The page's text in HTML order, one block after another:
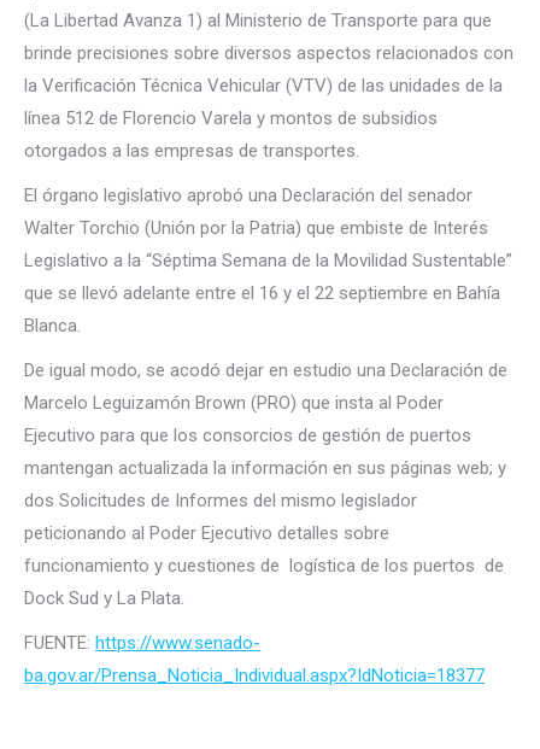
(La Libertad Avanza 1) al Ministerio de Transporte para que
brinde precisiones sobre diversos aspectos relacionados con
la Verificación Técnica Vehicular (VTV) de las unidades de la
línea 512 de Florencio Varela y montos de subsidios
otorgados a las empresas de transportes.
El órgano legislativo aprobó una Declaración del senador
Walter Torchio (Unión por la Patria) que embiste de Interés
Legislativo a la “Séptima Semana de la Movilidad Sustentable”
que se llevó adelante entre el 16 y el 22 septiembre en Bahía
Blanca.
De igual modo, se acodó dejar en estudio una Declaración de
Marcelo Leguizamón Brown (PRO) que insta al Poder
Ejecutivo para que los consorcios de gestión de puertos
mantengan actualizada la información en sus páginas web; y
dos Solicitudes de Informes del mismo legislador
peticionando al Poder Ejecutivo detalles sobre
funcionamiento y cuestiones de logística de los puertos de
Dock Sud y La Plata.
FUENTE: https://www.senado-
ba.gov.ar/Prensa_Noticia_Individual.aspx?IdNoticia=18377